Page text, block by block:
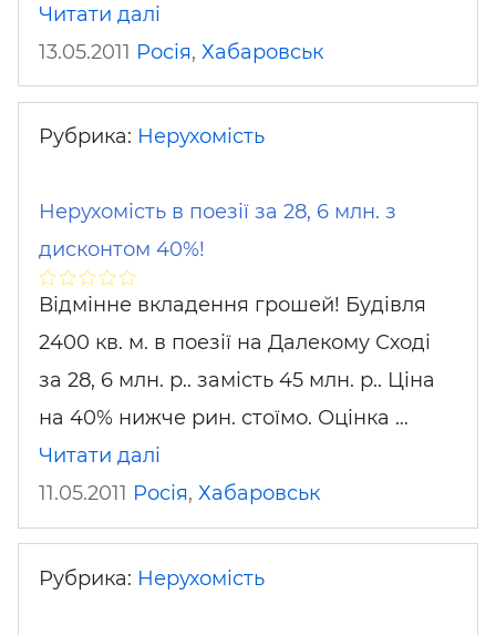
Читати далі
13.05.2011 Росія, Хабаровськ
Рубрика: Нерухомість
Нерухомість в поезії за 28, 6 млн. з
дисконтом 40%!
Відмінне вкладення грошей! Будівля
2400 кв. м. в поезії на Далекому Сході
за 28, 6 млн. р.. замість 45 млн. р.. Ціна
на 40% нижче рин. стоїмо. Оцінка …
Читати далі
11.05.2011 Росія, Хабаровськ
Рубрика: Нерухомість